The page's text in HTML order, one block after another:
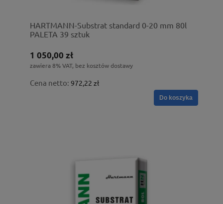
HARTMANN-Substrat standard 0-20 mm 80l
PALETA 39 sztuk
1 050,00 zł
zawiera 8% VAT, bez kosztów dostawy
Cena netto: 972,22 zł
Do koszyka